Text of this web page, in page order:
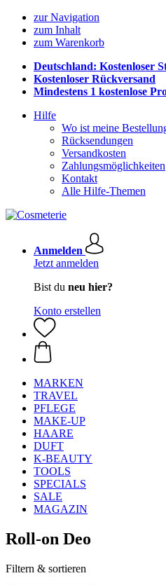
zur Navigation
zum Inhalt
zum Warenkorb
Deutschland: Kostenloser
Kostenloser Rückversand
Mindestens 1 kostenlose
Hilfe
Wo ist meine
Rücksendungen
Versandkosten
Zahlungsmöglichkeiten
Kontakt
Alle Hilfe-Themen
Anmelden
Jetzt anmelden
Bist du neu hier?
Konto erstellen
MARKEN
TRAVEL
PFLEGE
MAKE-UP
HAARE
DUFT
K-BEAUTY
TOOLS
SPECIALS
SALE
MAGAZIN
Roll-on Deo
Filtern & sortieren